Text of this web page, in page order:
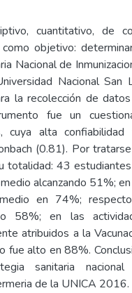
cuantitativo, de
objetivo:
Nacional de
Nacional San
la recolección de
fue un
cuya alta confiabilidad
(0.81). Por
totalidad: 43
alcanzando 51%;
en 74%;
58%; en las
atribuidos a la
fue alto en 88%.
sanitaria nacional
de la UNICA 2016.